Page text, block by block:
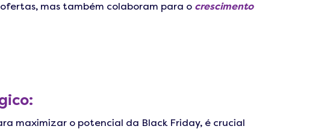
mas também colaboram para o crescimento
maximizar o potencial da Black Friday, é crucial